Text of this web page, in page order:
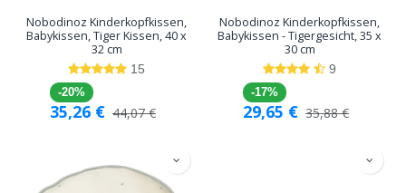
Nobodinoz Kinderkopfkissen,
Babykissen, Tiger Kissen, 40 x
32 cm
15
-20%
35,26 € 44,07€
Nobodinoz Kinderkopfkissen,
Babykissen - Tigergesicht, 35 x
30 cm
9
-17%
29,65 € 35,88€